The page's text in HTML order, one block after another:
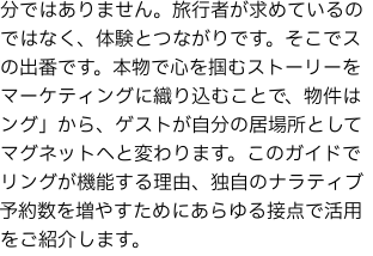
ではありません。旅行者が求めているの
はなく、体験とつながりです。そこでス
出番です。本物で心を掴むストーリーを
ーケティングに織り込むことで、物件は
グ」から、ゲストが自分の居場所として
グネットへと変わります。このガイドで
ングが機能する理由、独自のナラティブ
約数を増やすためにあらゆる接点で活用
ご紹介します。